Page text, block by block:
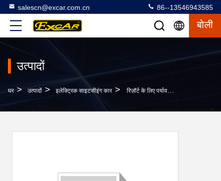
salescn@excar.com.cn 86--13546943585
बोली
उत्पादों
घर > उत्पादों > इलेक्ट्रिक साइटसीइंग कार > रिज़ॉर्ट के लिए पर्यावरण के अनुकूल गैसोलीन गोल्फ कार्ट, इलेक्ट्रिक टूरिस्ट बस